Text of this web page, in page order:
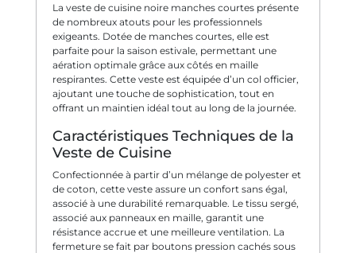
La veste de cuisine noire manches courtes présente
de nombreux atouts pour les professionnels
exigeants. Dotée de manches courtes, elle est
parfaite pour la saison estivale, permettant une
aération optimale grâce aux côtés en maille
respirantes. Cette veste est équipée d’un col officier,
ajoutant une touche de sophistication, tout en
offrant un maintien idéal tout au long de la journée.
Caractéristiques Techniques de la
Veste de Cuisine
Confectionnée à partir d’un mélange de polyester et
de coton, cette veste assure un confort sans égal,
associé à une durabilité remarquable. Le tissu sergé,
associé aux panneaux en maille, garantit une
résistance accrue et une meilleure ventilation. La
fermeture se fait par boutons pression cachés sous